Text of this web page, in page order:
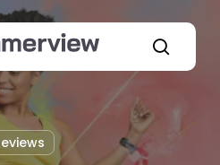
search